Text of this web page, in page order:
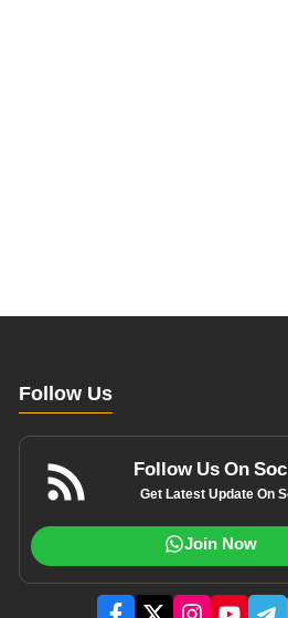
Follow Us
Follow Us On
Get Latest Update On
Join Now